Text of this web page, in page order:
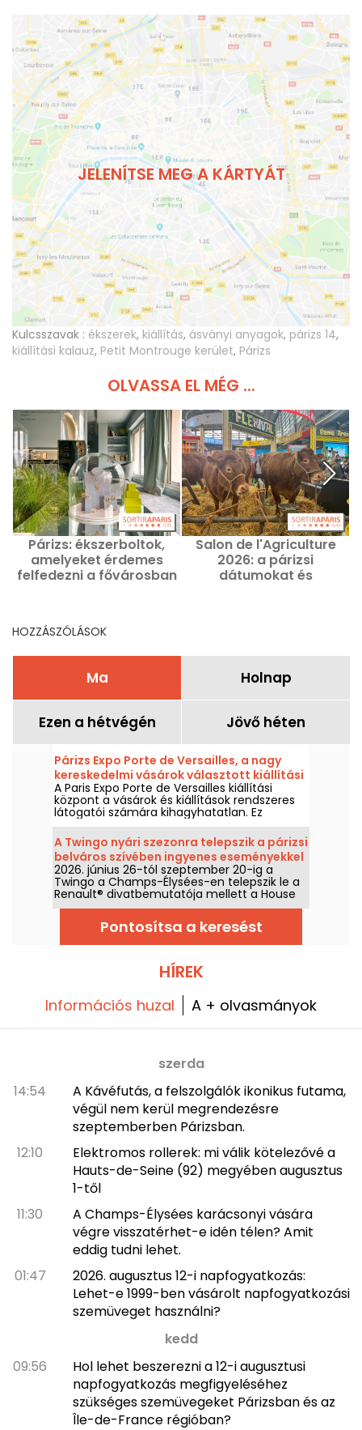
JELENÍTSE MEG A KÁRTYÁT
Kulcsszavak : ékszerek, kiállítás, ásványi anyagok, párizs 14,
kiállítási kalauz, Petit Montrouge kerület, Párizs
OLVASSA EL MÉG ...
Párizs: ékszerboltok,
amelyeket érdemes
felfedezni a fővárosban
Salon de l'Agriculture
2026: a párizsi
dátumokat és
HOZZÁSZÓLÁSOK
Ma Holnap
Ezen a hétvégén Jövő héten
Párizs Expo Porte de Versailles, a nagy
kereskedelmi vásárok választott kiállítási
központja
A Paris Expo Porte de Versailles kiállítási
központ a vásárok és kiállítások rendszeres
látogatói számára kihagyhatatlan. Ez
Franciaország második legnagyobb kiállítási
központja, és otthont ad mind a fővárosban
várható nagy rendezvényeknek, mind az XXL
kiállításoknak.
A Twingo nyári szezonra telepszik a párizsi
belváros szívében ingyenes eseményekkel
(kiállítás, stand-up, DJ-setek...)
2026. június 26-tól szeptember 20-ig a
Twingo a Champs-Élysées-en telepszik le a
Renault® divatbemutatója mellett a House
of Frog élményével. Au programme : egy
immersív kiállítás, stand-up, DJ-setek,
beszélgetések, és még számos egyéb
tevékenység és program. A belépés
előzetes regisztrációval lehet hozzáférni (a
cikkben található link).
Pontosítsa a keresést
HÍREK
Információs huzal A + olvasmányok
szerda
14:54
A Kávéfutás, a felszolgálók ikonikus futama,
végül nem kerül megrendezésre
szeptemberben Párizsban.
12:10
Elektromos rollerek: mi válik kötelezővé a
Hauts-de-Seine (92) megyében augusztus
1-től
11:30
A Champs-Élysées karácsonyi vására
végre visszatérhet-e idén télen? Amit
eddig tudni lehet.
01:47
2026. augusztus 12-i napfogyatkozás:
Lehet-e 1999-ben vásárolt napfogyatkozási
szemüveget használni?
kedd
09:56
Hol lehet beszerezni a 12-i augusztusi
napfogyatkozás megfigyeléséhez
szükséges szemüvegeket Párizsban és az
Île-de-France régióban?